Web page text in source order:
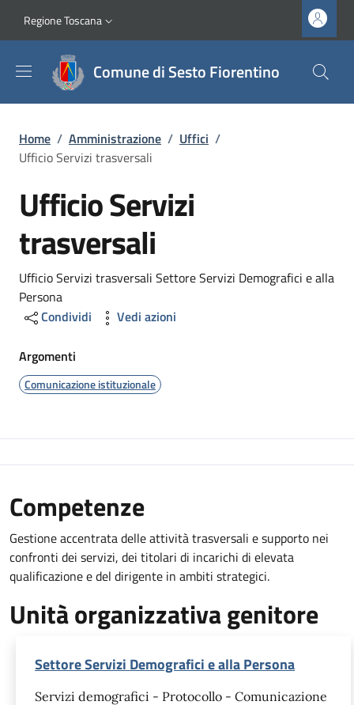
Slim top
Regione Toscana
Comune di Sesto Fiorentino
Briciole di pane
Home / Amministrazione / Uffici /
Ufficio Servizi trasversali
Ufficio Servizi
trasversali
Dettagli
Ufficio Servizi trasversali Settore Servizi Demografici e alla
Persona
Condividi
Vedi azioni
Argomenti
Comunicazione istituzionale
Competenze
Gestione accentrata delle attività trasversali e supporto nei
confronti dei servizi, dei titolari di incarichi di elevata
qualificazione e del dirigente in ambiti strategici.
Unità organizzativa genitore
Settore Servizi Demografici e alla Persona
Servizi demografici - Protocollo - Comunicazione